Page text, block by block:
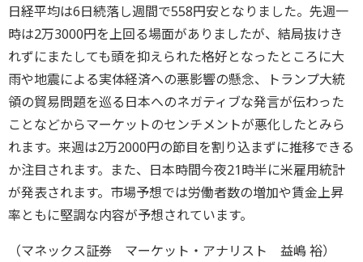
日経平均は6日続落し週間で558円安となりました。先週一
時は2万3000円を上回る場面がありましたが、結局抜けき
れずにまたしても頭を抑えられた格好となったところに大
雨や地震による実体経済への悪影響の懸念、トランプ大統
領の貿易問題を巡る日本へのネガティブな発言が伝わった
ことなどからマーケットのセンチメントが悪化したとみら
れます。来週は2万2000円の節目を割り込まずに推移できる
か注目されます。また、日本時間今夜21時半に米雇用統計
が発表されます。市場予想では労働者数の増加や賃金上昇
率ともに堅調な内容が予想されています。
（マネックス証券 マーケット・アナリスト 益嶋 裕）